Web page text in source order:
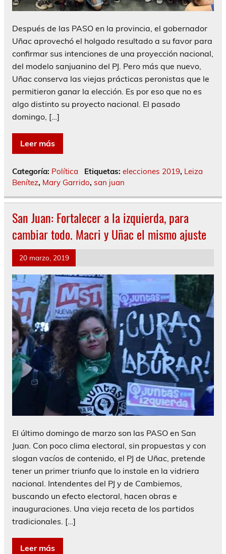
Después de las PASO en la provincia, el gobernador
Uñac aprovechó el holgado resultado a su favor para
confirmar sus intenciones de una proyección nacional,
del modelo sanjuanino del PJ. Pero más que nuevo,
Uñac conserva las viejas prácticas peronistas que le
permitieron ganar la elección. Es por eso que no es
algo distinto su proyecto nacional. El pasado
domingo, […]
Leer más
Categoría: Política Etiquetas: elecciones 2019, Leiza
Benítez, Mary Garrido, san juan
San Juan: Fortalecer a la izquierda, para
cambiar todo. Macri y Uñac el mismo ajuste
20 marzo, 2019
El último domingo de marzo son las PASO en San
Juan. Con poco clima electoral, sin propuestas y con
slogan vacíos de contenido, el PJ de Uñac, pretende
tener un primer triunfo que lo instale en la vidriera
nacional. Intendentes del PJ y de Cambiemos,
buscando un efecto electoral, hacen obras e
inauguraciones. Una vieja receta de los partidos
tradicionales. […]
Leer más